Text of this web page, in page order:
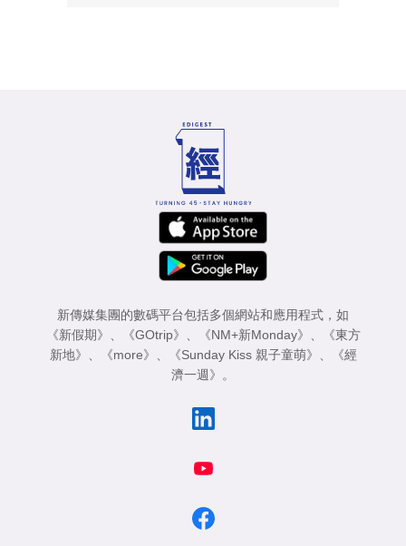
新傳媒集團的數碼平台包括多個網站和應用程式，如
《新假期》 、 《GOtrip》 、 《NM+新Monday》 、
《東方
新地》 、 《more》 、 《Sunday Kiss 親子童萌》 、
《經
濟一週》 。